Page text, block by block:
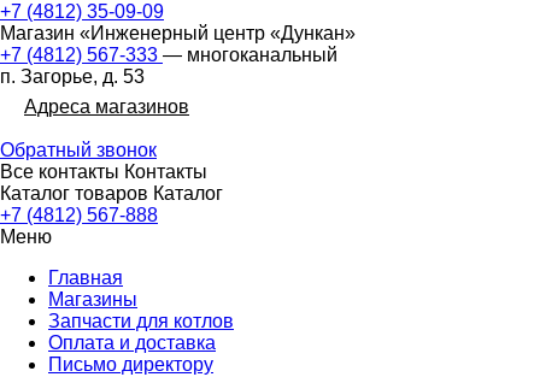
+7 (4812) 35-09-09
Магазин «Инженерный центр «Дункан»
+7 (4812) 567-333 — многоканальный
п. Загорье, д. 53
Адреса магазинов
Обратный звонок
Все контакты Контакты
Каталог товаров Каталог
+7 (4812) 567-888
Меню
Главная
Магазины
Запчасти для котлов
Оплата и доставка
Письмо директору